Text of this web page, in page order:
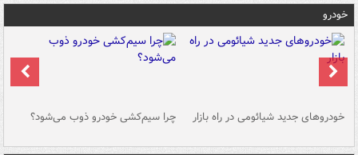
خودرو
خودروهای جدید شیائومی در راه بازار چرا سیم‌کشی خودرو ذوب می‌شود؟